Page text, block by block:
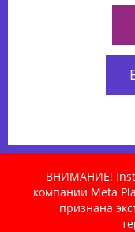
ВНИМАНИЕ!
компании Meta
признана